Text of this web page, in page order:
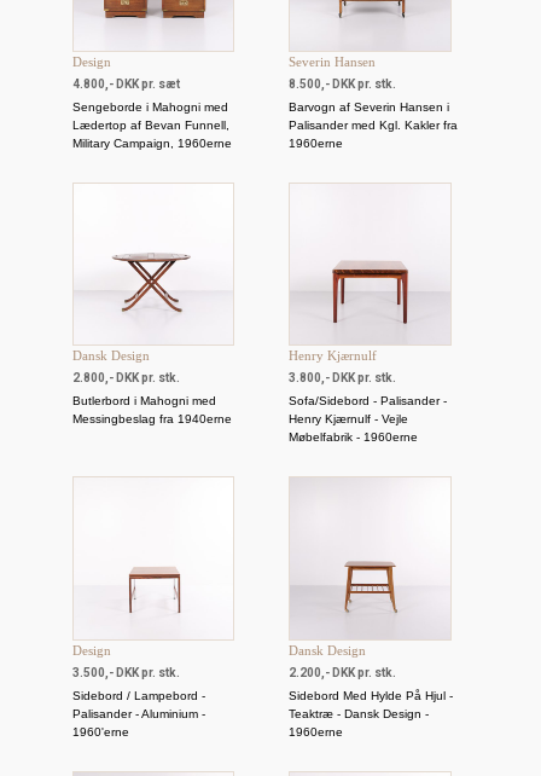
Design
4.800,- DKK pr. sæt
Sengeborde i Mahogni med
Lædertop af Bevan Funnell,
Military Campaign, 1960erne
Severin Hansen
8.500,- DKK pr. stk.
Barvogn af Severin Hansen i
Palisander med Kgl. Kakler fra
1960erne
Dansk Design
2.800,- DKK pr. stk.
Butlerbord i Mahogni med
Messingbeslag fra 1940erne
Henry Kjærnulf
3.800,- DKK pr. stk.
Sofa/Sidebord - Palisander -
Henry Kjærnulf - Vejle
Møbelfabrik - 1960erne
Design
3.500,- DKK pr. stk.
Sidebord / Lampebord -
Palisander - Aluminium -
1960'erne
Dansk Design
2.200,- DKK pr. stk.
Sidebord Med Hylde På Hjul -
Teaktræ - Dansk Design -
1960erne